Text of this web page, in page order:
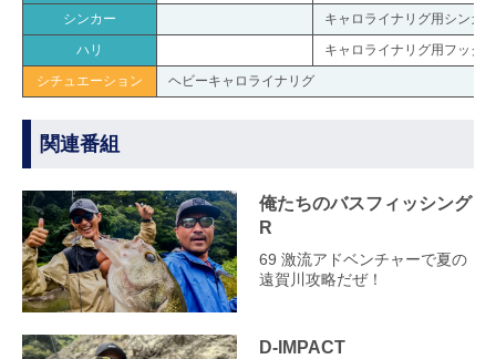
シンカー
キャロライナリグ用シンカ
ハリ
キャロライナリグ用フック
シチュエーション
ヘビーキャロライナリグ
関連番組
俺たちのバスフィッシング
R
69 激流アドベンチャーで夏の
遠賀川攻略だぜ！
D-IMPACT